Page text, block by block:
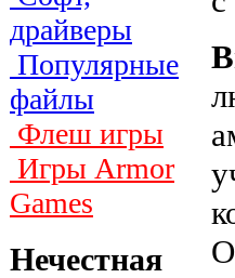
драйверы
Популярные
файлы
Флеш игры
Игры Armor
Games
Нечестная